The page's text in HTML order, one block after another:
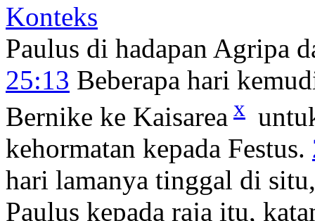
Konteks
Paulus di hadapan Agripa
25:13 Beberapa hari
Bernike ke Kaisarea x
kehormatan kepada Festus.
hari lamanya tinggal di
Paulus kepada raja itu,